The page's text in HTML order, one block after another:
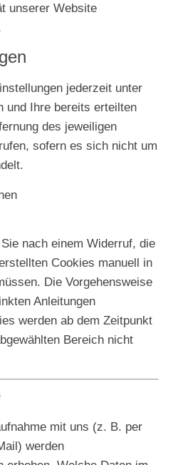
unserer Website
jederzeit unter
und Ihre bereits erteilten
des jeweiligen
sofern es sich nicht um
nach einem Widerruf, die
Cookies manuell in
Die Vorgehensweise
Anleitungen
werden ab dem Zeitpunkt
Bereich nicht
mit uns (z. B. per
werden